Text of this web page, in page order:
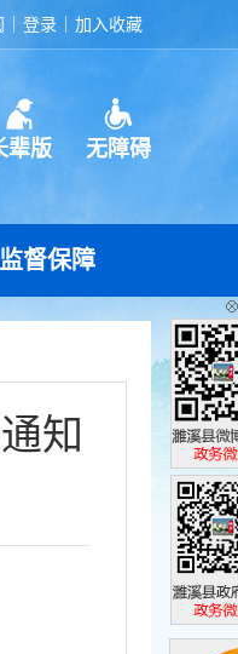
登录 加入收藏
辈版 无障碍
监督保障
知
濉溪县政
政务微博
濉溪县政